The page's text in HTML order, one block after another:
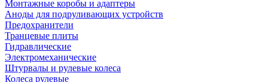
Монтажные коробы и адаптеры
Аноды для подруливающих устройств
Предохранители
Транцевые плиты
Гидравлические
Электромеханические
Штурвалы и рулевые колеса
Колеса рулевые